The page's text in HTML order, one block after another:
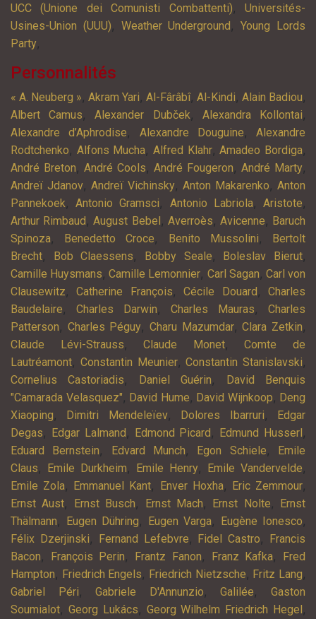
UCC (Unione dei Comunisti Combattenti),Universités-
Usines-Union (UUU), Weather Underground ,Young Lords
Party,
Personnalités
« A. Neuberg », Akram Yari, Al-Fârâbî, Al-Kindi, Alain Badiou,
Albert Camus,Alexander Dubček, Alexandra Kollontai,
Alexandre d’Aphrodise, Alexandre Douguine, Alexandre
Rodtchenko, Alfons Mucha,Alfred Klahr,Amadeo Bordiga,
André Breton, André Cools, André Fougeron, André Marty,
Andreï Jdanov, Andreï Vichinsky, Anton Makarenko, Anton
Pannekoek,Antonio Gramsci, Antonio Labriola,Aristote,
Arthur Rimbaud ,August Bebel , Averroès, Avicenne, Baruch
Spinoza, Benedetto Croce, Benito Mussolini,
Bertolt
Brecht, Bob Claessens, Bobby Seale, Boleslav Bierut,
Camille Huysmans,Camille Lemonnier, Carl Sagan, Carl von
Clausewitz,Catherine François,Cécile Douard ,Charles
Baudelaire, Charles Darwin, Charles Mauras, Charles
Patterson, Charles Péguy,Charu Mazumdar,Clara Zetkin,
Claude Lévi-Strauss,Claude Monet,Comte de
Lautréamont, Constantin Meunier,Constantin Stanislavski,
Cornelius Castoriadis, Daniel Guérin,
David Benquis
"Camarada Velasquez", David Hume, David Wijnkoop, Deng
Xiaoping, Dimitri Mendeleïev, Dolores Ibarruri,
Edgar
Degas, Edgar Lalmand , Edmond Picard , Edmund Husserl ,
Eduard Bernstein, Edvard Munch, Egon Schiele,
Emile
Claus, Emile Durkheim, Emile Henry, Emile Vandervelde,
Emile Zola, Emmanuel Kant, Enver Hoxha, Eric Zemmour,
Ernst Aust, Ernst Busch, Ernst Mach, Ernst Nolte,
Ernst
Thälmann, Eugen Dühring, Eugen Varga, Eugène Ionesco,
Félix Dzerjinski, Fernand Lefebvre, Fidel Castro,
Francis
Bacon, François Perin, Frantz Fanon, Franz Kafka,
Fred
Hampton, Friedrich Engels, Friedrich Nietzsche, Fritz Lang,
Gabriel Péri,Gabriele D'Annunzio,Galilée,Gaston
Soumialot, Georg Lukács, Georg Wilhelm Friedrich Hegel ,